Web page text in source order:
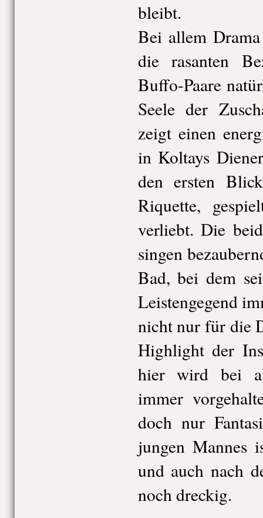
bleibt.
Bei allem
die rasanten
Buffo-Paare
Seele der
zeigt einen
in Koltays
den ersten
Riquette,
verliebt. Die
singen
Bad, bei dem
Leistengegend
nicht nur für die
Highlight der
hier wird bei
immer
doch nur
jungen Mannes
und auch nach
noch dreckig.